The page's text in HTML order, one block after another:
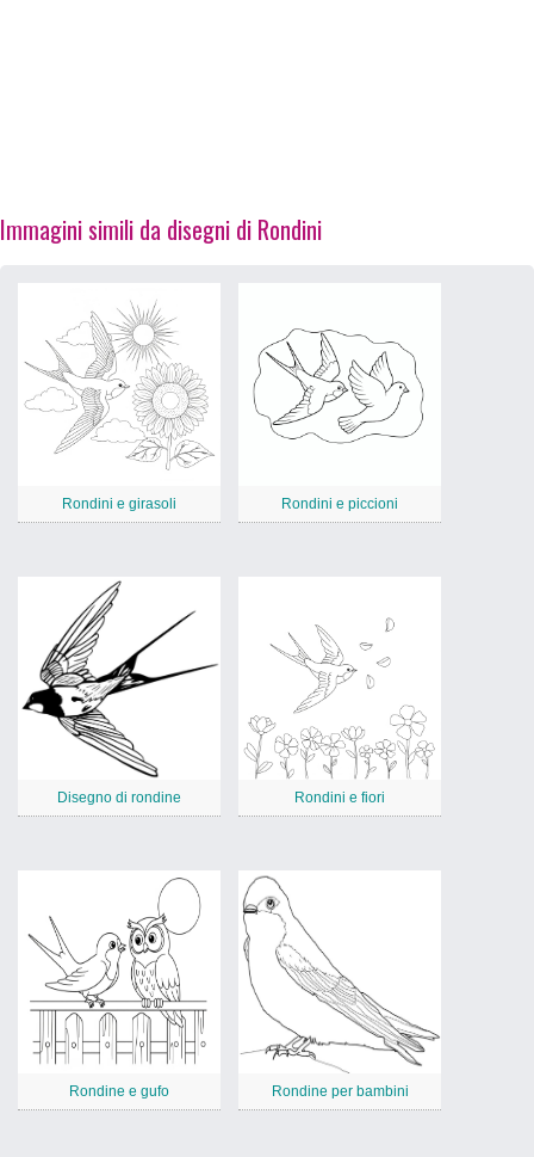
Immagini simili da disegni di Rondini
Rondini e girasoli Rondini e piccioni
Disegno di rondine Rondini e fiori
Rondine e gufo Rondine per bambini